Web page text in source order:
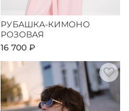
РУБАШКА-КИМОНО
РОЗОВАЯ
16 700 ₽